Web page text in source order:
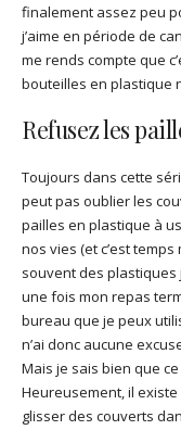
finalement assez peu
j’aime en période de
me rends compte que
bouteilles en plastique
Refusez les
Toujours dans cette
peut pas oublier les
pailles en plastique à
nos vies (et c’est
souvent des plastiques
une fois mon repas
bureau que je peux
n’ai donc aucune
Mais je sais bien que
Heureusement, il
glisser des couverts